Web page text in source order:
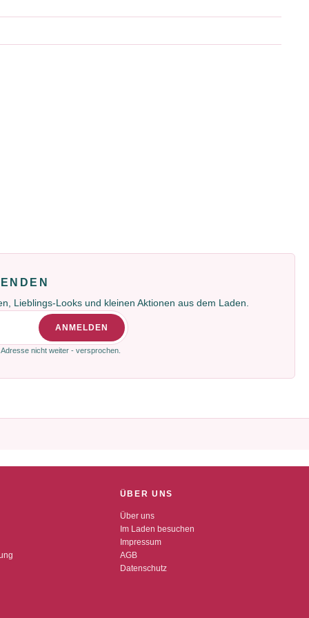
Lieblings-Looks und kleinen Aktionen aus dem Laden.
ANMELDEN
nicht weiter - versprochen.
ÜBER UNS
Über uns
Im Laden besuchen
Impressum
AGB
Datenschutz